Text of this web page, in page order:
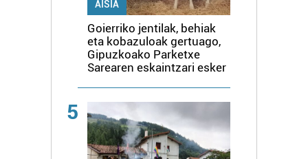
AISIA
Goierriko jentilak, behiak
eta kobazuloak gertuago,
Gipuzkoako Parketxe
Sarearen eskaintzari esker
5